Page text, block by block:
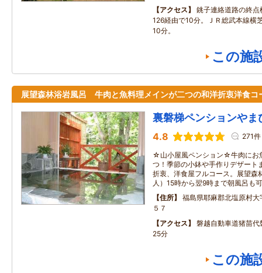
アクセス
銚子連絡道路の終
126経由で10分。ＪＲ総武本線横
10分。
この施
展望森林浴岩風呂 牛肉と魚料理メインが二つの和洋折衷洋食コ
裏磐梯ペンションやま
4.8 271件
☆山小屋風ペンション☆牛肉にお
つ！季節の小鉢や手作りデザート
折衷、洋食屋フルコース。展望森
人）15時から翌9時まで朝風呂も可
住所
福島県耶麻郡北塩原村
５７
アクセス
磐越自動車道猪苗
25分
この施